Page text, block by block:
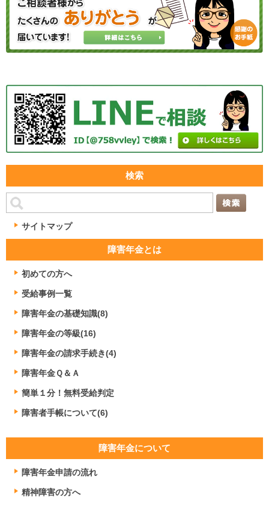
検索
サイトマップ
障害年金とは
初めての方へ
受給事例一覧
障害年金の基礎知識(8)
障害年金の等級(16)
障害年金の請求手続き(4)
障害年金Ｑ＆Ａ
簡単１分！無料受給判定
障害者手帳について(6)
障害年金について
障害年金申請の流れ
精神障害の方へ